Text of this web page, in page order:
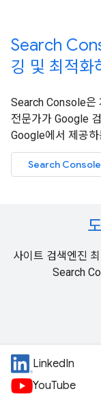
Search
깅 및 최적화
Search Console은
전문가가 Google
Google에서 제공
Search Console
사이트 검색엔진
Search
LinkedIn
YouTube